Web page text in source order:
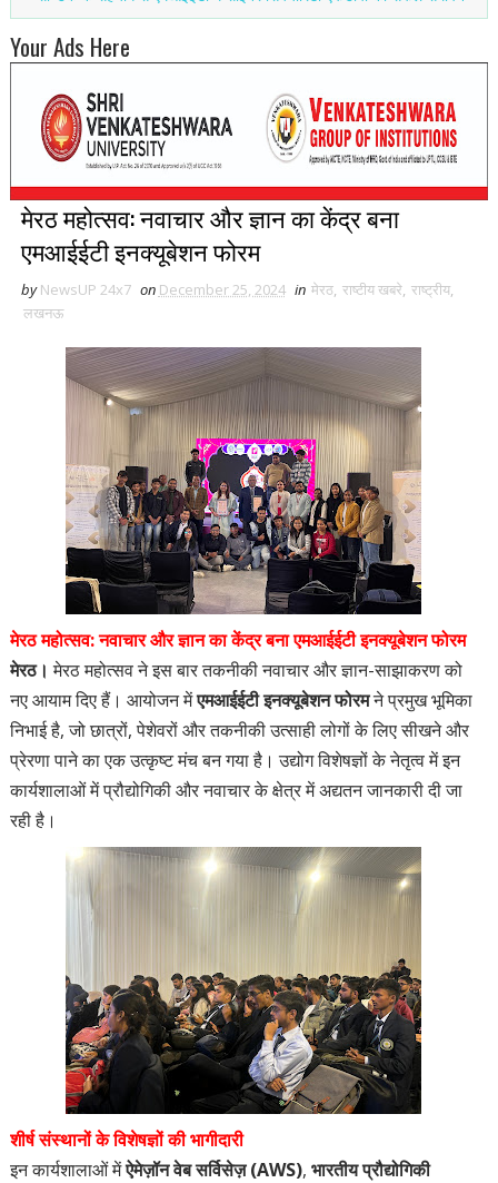
Your Ads Here
मेरठ महोत्सव: नवाचार और ज्ञान का केंद्र बना
एमआईईटी इनक्यूबेशन फोरम
by NewsUP 24x7 on December 25, 2024 in मेरठ, राष्टीय खबरे, राष्ट्रीय,
लखनऊ
मेरठ महोत्सव: नवाचार और ज्ञान का केंद्र बना एमआईईटी इनक्यूबेशन फोरम
मेरठ। मेरठ महोत्सव ने इस बार तकनीकी नवाचार और ज्ञान-साझाकरण को
नए आयाम दिए हैं। आयोजन मेंएमआईईटी इनक्यूबेशन फोरमने प्रमुख भूमिका
निभाई है, जो छात्रों, पेशेवरों और तकनीकी उत्साही लोगों के लिए सीखने और
प्रेरणा पाने का एक उत्कृष्ट मंच बन गया है। उद्योग विशेषज्ञों के नेतृत्व में इन
कार्यशालाओं में प्रौद्योगिकी और नवाचार के क्षेत्र में अद्यतन जानकारी दी जा
रही है।
शीर्ष संस्थानों के विशेषज्ञों की भागीदारी
इन कार्यशालाओं मेंऐमेज़ॉन वेब सर्विसेज़ (AWS), भारतीय प्रौद्योगिकी